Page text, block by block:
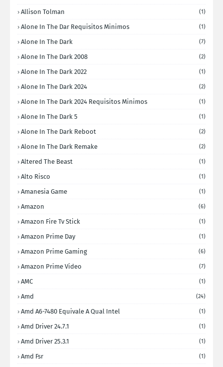
Allison Tolman
(1)
Alone In The Dar Requisitos Minimos (1)
Alone In The Dark (7)
Alone In The Dark 2008 (2)
Alone In The Dark 2022 (1)
Alone In The Dark 2024 (2)
Alone In The Dark 2024 Requisitos Minimos (1)
Alone In The Dark 5 (1)
Alone In The Dark Reboot (2)
Alone In The Dark Remake (2)
Altered The Beast (1)
Alto Risco (1)
Amanesia Game (1)
Amazon (6)
Amazon Fire Tv Stick (1)
Amazon Prime Day (1)
Amazon Prime Gaming (6)
Amazon Prime Video (7)
AMC (1)
Amd (24)
Amd A6-7480 Equivale A Qual Intel (1)
Amd Driver 24.7.1 (1)
Amd Driver 25.3.1 (1)
Amd Fsr (1)